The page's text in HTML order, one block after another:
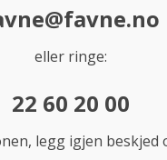
eller ringe:
22 60 20 00
legg igjen